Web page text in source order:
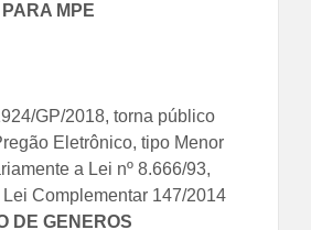
MPE
GP/2018, torna público
Eletrônico, tipo Menor
a Lei nº 8.666/93,
Complementar 147/2014
DE GENEROS